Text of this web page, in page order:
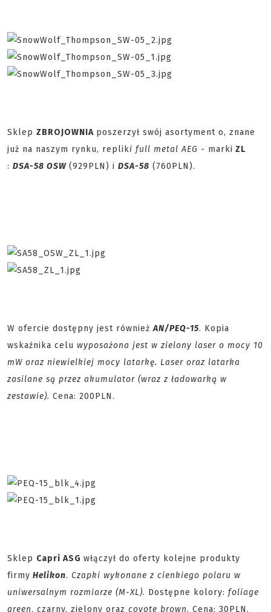
Sklep ZBROJOWNIA poszerzył swój asortyment o, znane
już na naszym rynku, repliki full metal AEG - marki ZL
: DSA-58 OSW (929PLN) i DSA-58 (760PLN).
W ofercie dostępny jest równieżAN/PEQ-15. Kopia
wskaźnika celu wyposażona jest w zielony laser o mocy 10
mW oraz niewielkiej mocy latarkę. Laser oraz latarka
zasilane są przez akumulator (wraz z ładowarką w
zestawie). Cena: 200PLN.
Sklep Capri ASG włączył do oferty kolejne produkty
firmy Helikon. Czapki wykonane z cienkiego polaru w
uniwersalnym rozmiarze (M-XL). Dostępne kolory: foliage
green, czarny, zielony oraz coyote brown. Cena: 30PLN.